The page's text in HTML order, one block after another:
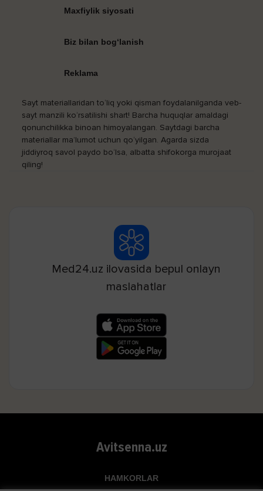
Maxfiylik siyosati
Biz bilan bog‘lanish
Reklama
Sayt materiallaridan to‘liq yoki qisman foydalanilganda veb-
sayt manzili ko‘rsatilishi shart! Barcha huquqlar amaldagi
qonunchilikka binoan himoyalangan. Saytdagi barcha
materiallar ma’lumot uchun qo‘yilgan. Agarda sizda
jiddiyroq savol paydo bo‘lsa, albatta shifokorga murojaat
qiling!
Med24.uz ilovasida bepul onlayn
maslahatlar
Avitsenna.uz
HAMKORLAR